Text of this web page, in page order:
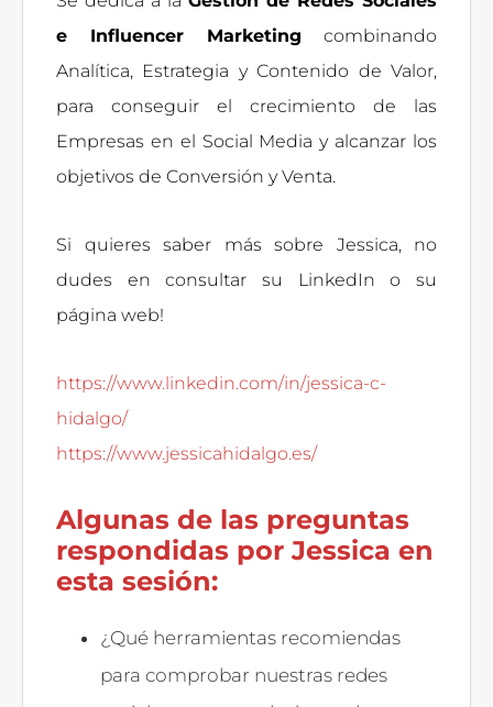
e Influencer Marketing combinando
Analítica, Estrategia y Contenido de Valor,
para conseguir el crecimiento de las
Empresas en el Social Media y alcanzar los
objetivos de Conversión y Venta.
Si quieres saber más sobre Jessica, no
dudes en consultar su LinkedIn o su
página web!
https://www.linkedin.com/in/jessica-c-
hidalgo/
https://www.jessicahidalgo.es/
Algunas de las preguntas
respondidas por Jessica en
esta sesión:
¿Qué herramientas recomiendas
para comprobar nuestras redes